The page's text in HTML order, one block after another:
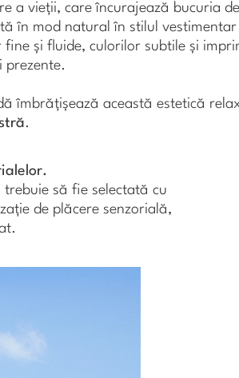
a vieții, care încurajează bucuria
în mod natural în stilul
și fluide, culorilor subtile și
prezente.
îmbrățișează această estetică
.
să fie selectată cu
de plăcere senzorială,